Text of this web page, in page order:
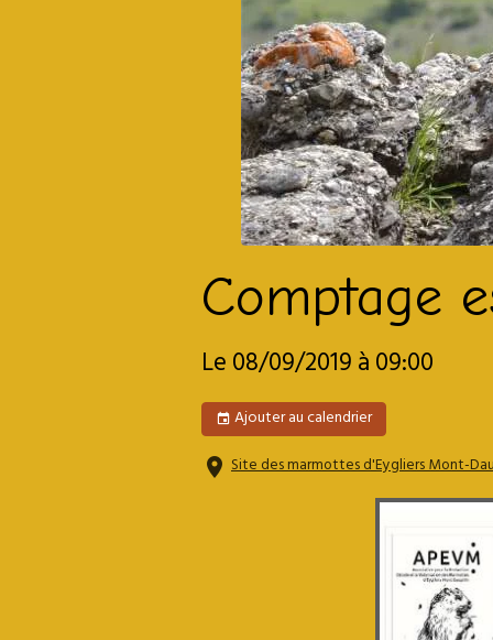
Comptage
Le 08/09/2019à 09:00
Ajouter au calendrier
Site des marmottes d'Eygliers Mont-